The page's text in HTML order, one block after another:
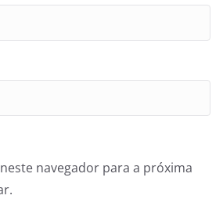
navegador para a próxima